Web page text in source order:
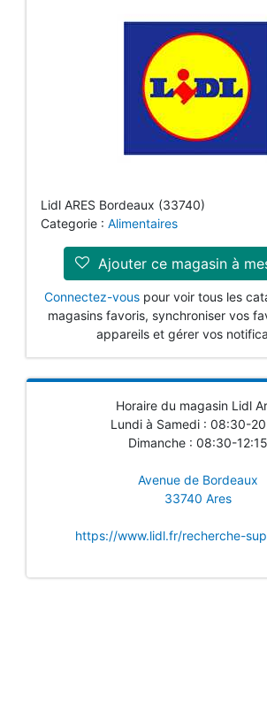
Lidl ARES Bordeaux (33740)
Categorie : Alimentaires
Ajouter ce magasin à
Connectez-vous pour voir tous les
magasins favoris, synchroniser vos
appareils et gérer vos
Horaire du magasin Lidl
Lundi à Samedi : 08:30-
Dimanche : 08:30-12:15
Avenue de Bordeaux
33740 Ares
https://www.lidl.fr/recherche-